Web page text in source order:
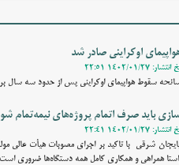
اوکراینی صادر شد
سقوط هواپیمای اوکراینی پس از حدود سه سال بررسی های همه‌
باید صرف اتمام پروژه‌های نیمه‌تمام
شرقی با تاکید بر اجرای مصوبات هیأت عالی
همراهی و همکاری کامل همه دستگاه‌ها ضروری